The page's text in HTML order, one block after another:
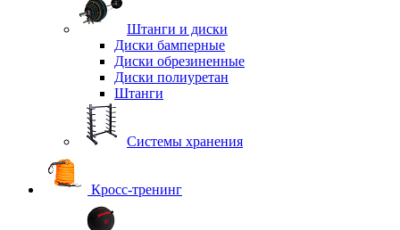
Штанги и диски
Диски бамперные
Диски обрезиненные
Диски полиуретан
Штанги
Системы хранения
Кросс-тренинг